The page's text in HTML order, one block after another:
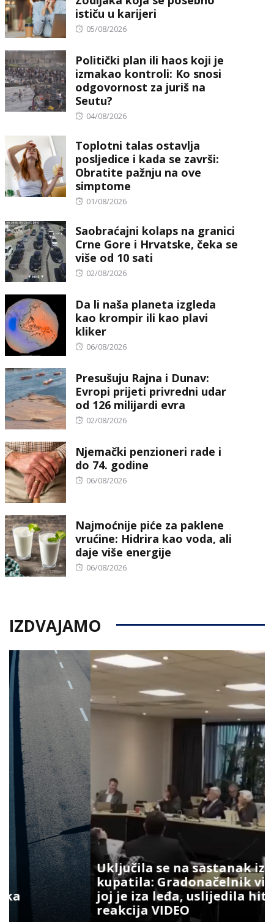
ističu u karijeri
Posted
05/08/2026
Politički plan ili haos koji je
izmakao kontroli: Ko snosi
odgovornost za juriš na
Seutu?
Posted
04/08/2026
Toplotni talas ostavlja
posljedice i kada se završi:
Obratite pažnju na ove
simptome
Posted
01/08/2026
Saobraćajni kolaps na granici
Crne Gore i Hrvatske, čeka se
više od 10 sati
Posted
02/08/2026
Da li naša planeta izgleda
kao krompir ili kao plavi
kliker
Posted
06/08/2026
Presušuju Rajna i Dunav:
Evropi prijeti privredni udar
od 126 milijardi evra
Posted
02/08/2026
Njemački penzioneri rade i
do 74. godine
Posted
06/08/2026
Najmoćnije piće za paklene
vrućine: Hidrira kao voda, ali
daje više energije
Posted
06/08/2026
IZDVAJAMO
Uključila se na sastanak iz
kupatila: Gradonačelnik vidio šta
joj je iza leđa, uslijedila hit
reakcija VIDEO